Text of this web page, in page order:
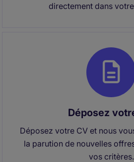
directement dans
Déposez
Déposez votre CV et nous
la parution de nouvelles
vos critères.